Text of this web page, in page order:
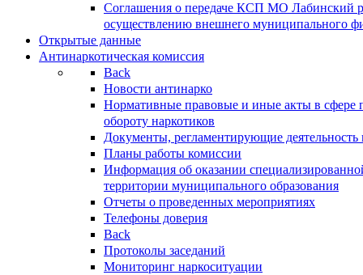
Соглашения о передаче КСП МО Лабинский
осуществлению внешнего муниципального
Открытые данные
Антинаркотическая комиссия
Back
Новости антинарко
Нормативные правовые и иные акты в сфере
обороту наркотиков
Документы, регламентирующие деятельность
Планы работы комиссии
Информация об оказании
территории муниципального образования
Отчеты о проведенных мероприятиях
Телефоны доверия
Back
Протоколы заседаний
Мониторинг наркоситуации